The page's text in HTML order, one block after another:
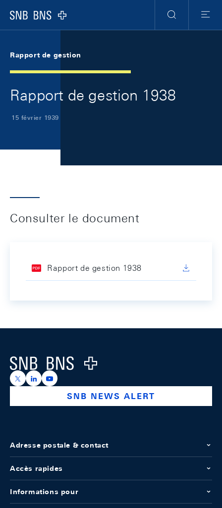
Logo
RechercheMenu
Rapport de gestion
Rapport de gestion 1938
15 février 1939
Consulter le document
Rapport de gestion 1938
Logo
https://x.com/snb_bns
https://ch.linkedin.com/company/swiss-national-
https://www.youtube.com/@swissnationalbank
SNB NEWS ALERT
Adresse postale & contact
Accès rapides
Informations pour